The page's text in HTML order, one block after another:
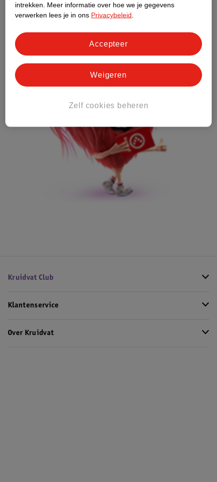
25 september 2025
Kruidvat Club
Klantenservice
Over Kruidvat
intrekken.
Meer informatie over hoe we je gegevens
verwerken lees je in ons Privacybeleid
Zelf cookies beheren
Weigeren
Accepteer